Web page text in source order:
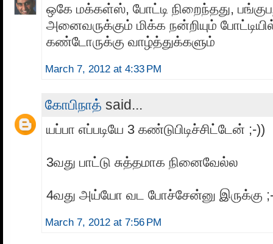
ஒகே மக்கள்ஸ், போட்டி நிறைந்தது,
அனைவருக்கும் மிக்க நன்றியும்
கண்டோருக்கு வாழ்த்துக்களும்
March 7, 2012 at 4:33 PM
கோபிநாத் said...
யப்பா எப்படியே 3 கண்டுபிடிச்சிட்டேன் ;-))
3வது பாட்டு சுத்தமாக நினைவேல்ல
4வது அய்யோ வட போச்சேன்னு இருக்கு
March 7, 2012 at 7:56 PM